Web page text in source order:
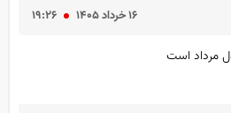
۱۹:۲۶ ۱۶ خرداد ۱۴۰۵
مرداد است